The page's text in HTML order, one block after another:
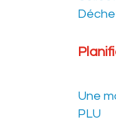
Une
PLU